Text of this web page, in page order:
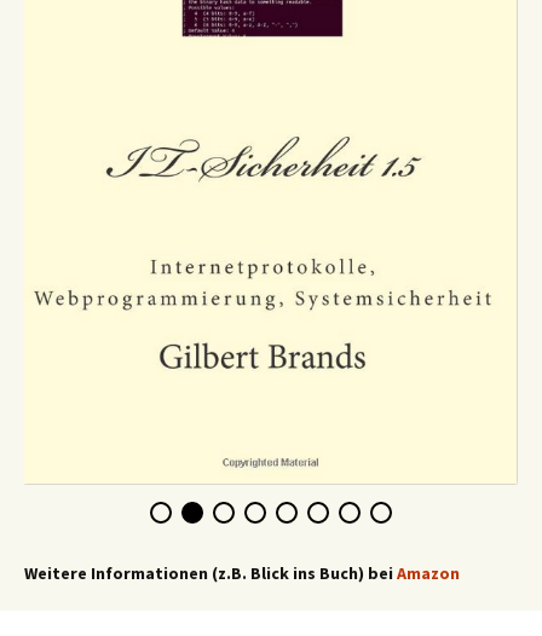
Weitere Informationen (z.B. Blick ins Buch) bei Amazon